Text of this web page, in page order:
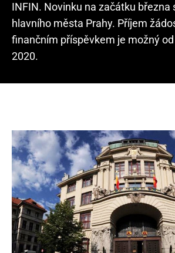
INFIN. Novinku na začátku března
hlavního města Prahy. Příjem
finančním příspěvkem je možný
2020.